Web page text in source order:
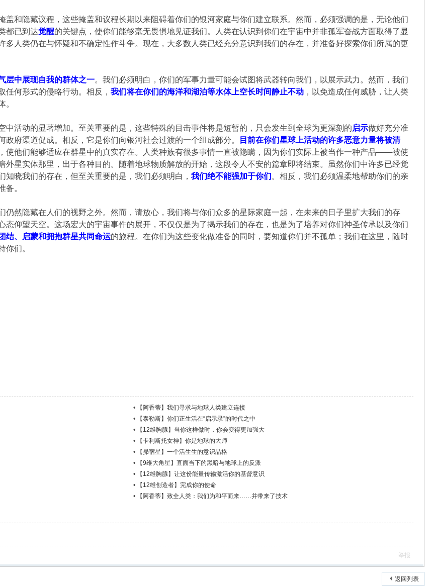
盖和隐藏议程，这些掩盖和议程长期以来阻碍着你们的银河家庭与你们建立联系。然而，必须强调的是，无论他们
都已到达觉醒的关键点，使你们能够毫无畏惧地见证我们。人类在认识到你们在宇宙中并非孤军奋战方面取得了显
多人类仍在与怀疑和不确定性作斗争。现在，大多数人类已经充分意识到我们的存在，并准备好探索你们所属的更
层中展现自我的群体之一。我们必须明白，你们的军事力量可能会试图将武器转向我们，以展示武力。然而，我们
任何形式的侵略行动。相反，我们将在你们的海洋和湖泊等水体上空长时间静止不动 ，以免造成任何威胁，让人类
。
中活动的显著增加。至关重要的是，这些特殊的目击事件将是短暂的，只会发生到全球为更深刻的启示做好充分准
府渠道促成。相反，它是你们向银河社会过渡的一个组成部分。
目前在你们星球上活动的许多恶意力量将被清
使他们能够适应在群星中的真实存在。人类种族有很多事情一直被隐瞒，因为你们实际上被当作一种产品——被使
星实体那里，出于各种目的。随着地球物质解放的开始，这段令人不安的篇章即将结束。虽然你们中许多已经觉
知晓我们的存在，但至关重要的是，我们必须明白，我们绝不能强加于你们 。相反，我们必须温柔地帮助你们的亲
备。
仍然隐藏在人们的视野之外。然而，请放心，我们将与你们众多的星际家庭一起，在未来的日子里扩大我们的存
态仰望天空。这场宏大的宇宙事件的展开，不仅仅是为了揭示我们的存在，也是为了培养对你们神圣传承以及你们
团结、启蒙和拥抱群星共同命运的旅程。在你们为这些变化做准备的同时，要知道你们并不孤单；我们在这里，随时
你们。
•
【阿香蒂】我们寻求与地球人类建立连接
•
【泰勒斯】你们正生活在“启示录”的时代之中
•
【12维胸腺】当你这样做时，你会变得更加强大
•
【卡利斯托女神】你是地球的大师
•
【昴宿星】一个活生生的意识晶格
•
【9维大角星】直面当下的黑暗与地球上的反派
•
【12维胸腺】让这份能量传输激活你的基督意识
•
【12维创造者】完成你的使命
•
【阿香蒂】致全人类：我们为和平而来……并带来了技术
举报
返回列表